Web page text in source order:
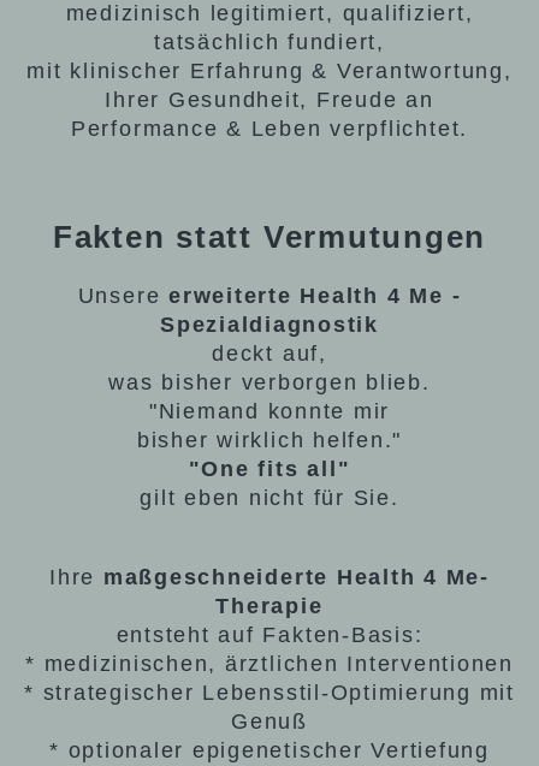
medizinisch legitimiert, qualifiziert,
tatsächlich fundiert,
mit klinischer Erfahrung & Verantwortung,
Ihrer Gesundheit, Freude an
Performance & Leben verpflichtet.
Fakten statt Vermutungen
Unsereerweiterte Health 4 Me -
Spezialdiagnostik
deckt auf,
was bisher verborgen blieb.
"Niemand konnte mir
bisher wirklich helfen."
"One fits all"
gilt eben nicht für Sie.
Ihre maßgeschneiderte Health 4 Me-
Therapie
entsteht auf Fakten-Basis:
* medizinischen, ärztlichen Interventionen
* strategischer Lebensstil-Optimierung mit
Genuß
* optionaler epigenetischer Vertiefung